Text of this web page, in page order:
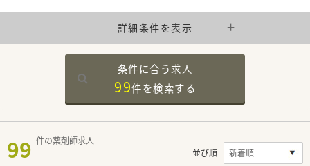
詳細条件を表示
条件に合う求人
99件を検索する
99 件の薬剤師求人
並び順